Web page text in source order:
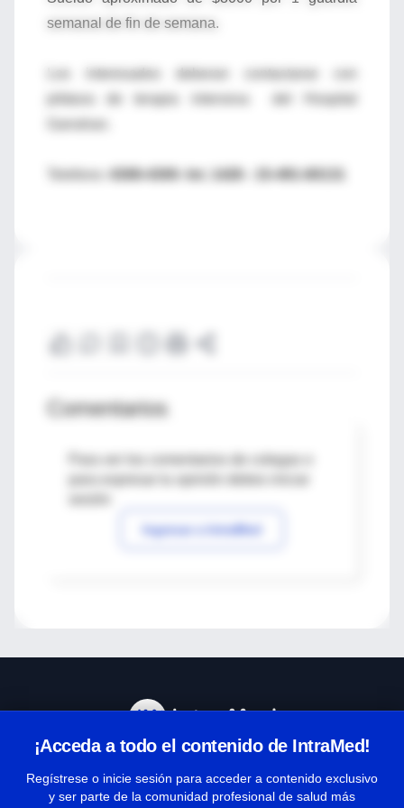
semanal de fin de semana.
jefatura de terapia intensiva del Hospital
Comentarios
Para ver los comentarios de colegas o
Ingresar a IntraMed
¡Acceda a todo el contenido de IntraMed!
Regístrese o inicie sesión para acceder a contenido exclusivo
y ser parte de la comunidad profesional de salud más